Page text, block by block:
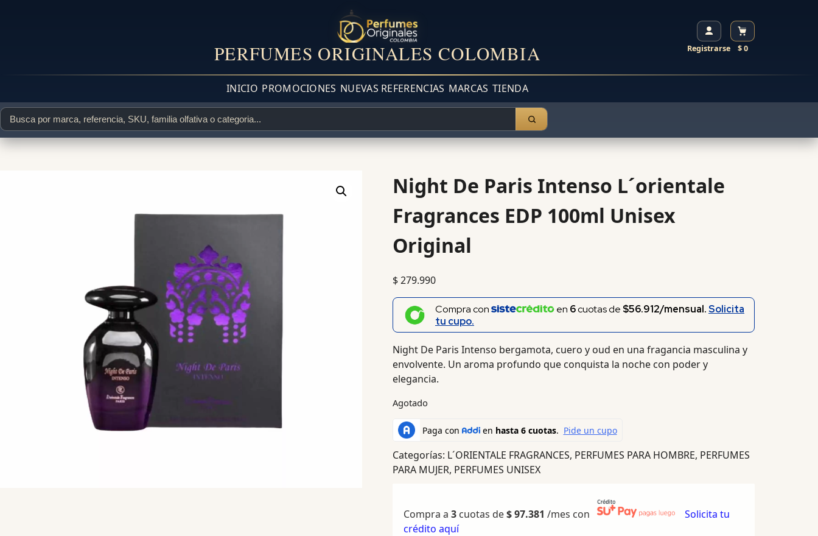
PERFUMES ORIGINALES COLOMBIA Registrarse $ 0
INICIO PROMOCIONES NUEVAS REFERENCIAS MARCAS TIENDA
Night De Paris Intenso L´orientale
Fragrances EDP 100ml Unisex
Original
$279.990
Compra con en 6cuotas de $56.912/mensual.Solicita
tu cupo.
Night De Paris Intenso bergamota, cuero y oud en una fragancia masculina y
envolvente. Un aroma profundo que conquista la noche con poder y
elegancia.
Agotado
Categorías: L´ORIENTALE FRAGRANCES, PERFUMES PARA HOMBRE, PERFUMES
PARA MUJER, PERFUMES UNISEX
Compra a 3cuotas de$97.381 /mes con
Solicita tu
crédito aquí